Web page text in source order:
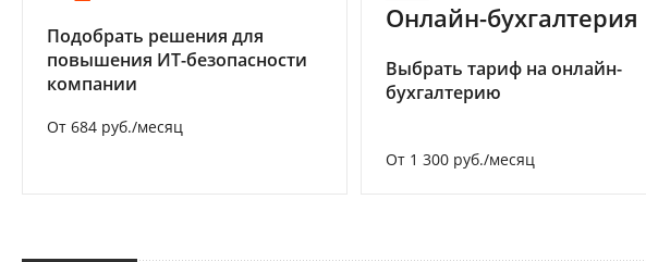
Подобрать решения для
повышения ИТ-безопасности
компании
От 684 руб./месяц
Онлайн-бухгалтерия
Выбрать тариф на онлайн-
бухгалтерию
От 1 300 руб./месяц